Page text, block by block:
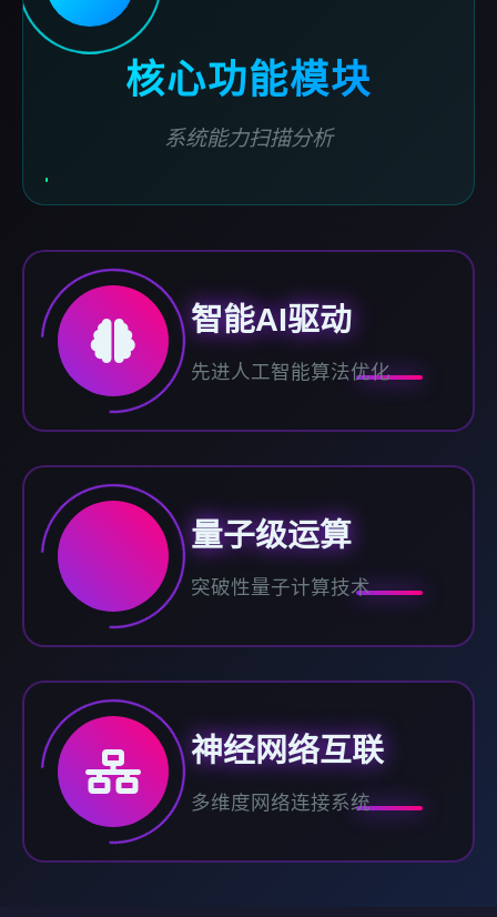
核心功能模块
系统能力扫描分析
智能AI驱动
先进人工智能算法优化
量子级运算
突破性量子计算技术
神经网络互联
多维度网络连接系统